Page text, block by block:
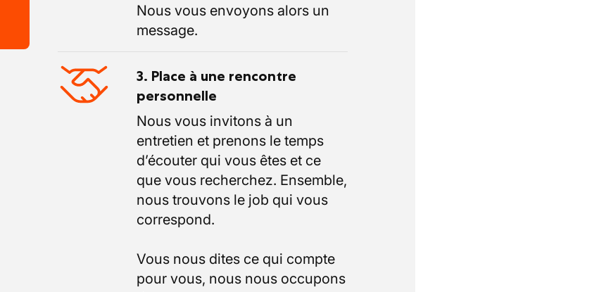
Nous vous envoyons alors un
message.
3. Place à une rencontre
personnelle
Nous vous invitons à un
entretien et prenons le temps
d’écouter qui vous êtes et ce
que vous recherchez. Ensemble,
nous trouvons le job qui vous
correspond.
Vous nous dites ce qui compte
pour vous, nous nous occupons